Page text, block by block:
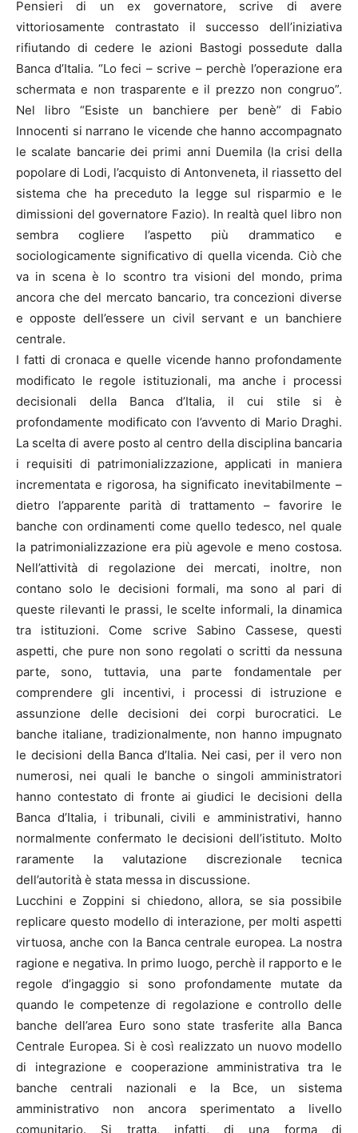
Pensieri di un ex governatore, scrive di avere
vittoriosamente contrastato il successo dell’iniziativa
rifiutando di cedere le azioni Bastogi possedute dalla
Banca d’Italia. “Lo feci – scrive – perchè l’operazione era
schermata e non trasparente e il prezzo non congruo”.
Nel libro “Esiste un banchiere per benè” di Fabio
Innocenti si narrano le vicende che hanno accompagnato
le scalate bancarie dei primi anni Duemila (la crisi della
popolare di Lodi, l’acquisto di Antonveneta, il riassetto del
sistema che ha preceduto la legge sul risparmio e le
dimissioni del governatore Fazio). In realtà quel libro non
sembra cogliere l’aspetto più drammatico e
sociologicamente significativo di quella vicenda. Ciò che
va in scena è lo scontro tra visioni del mondo, prima
ancora che del mercato bancario, tra concezioni diverse
e opposte dell’essere un civil servant e un banchiere
centrale.
I fatti di cronaca e quelle vicende hanno profondamente
modificato le regole istituzionali, ma anche i processi
decisionali della Banca d’Italia, il cui stile si è
profondamente modificato con l’avvento di Mario Draghi.
La scelta di avere posto al centro della disciplina bancaria
i requisiti di patrimonializzazione, applicati in maniera
incrementata e rigorosa, ha significato inevitabilmente –
dietro l’apparente parità di trattamento – favorire le
banche con ordinamenti come quello tedesco, nel quale
la patrimonializzazione era più agevole e meno costosa.
Nell’attività di regolazione dei mercati, inoltre, non
contano solo le decisioni formali, ma sono al pari di
queste rilevanti le prassi, le scelte informali, la dinamica
tra istituzioni. Come scrive Sabino Cassese, questi
aspetti, che pure non sono regolati o scritti da nessuna
parte, sono, tuttavia, una parte fondamentale per
comprendere gli incentivi, i processi di istruzione e
assunzione delle decisioni dei corpi burocratici. Le
banche italiane, tradizionalmente, non hanno impugnato
le decisioni della Banca d’Italia. Nei casi, per il vero non
numerosi, nei quali le banche o singoli amministratori
hanno contestato di fronte ai giudici le decisioni della
Banca d’Italia, i tribunali, civili e amministrativi, hanno
normalmente confermato le decisioni dell’istituto. Molto
raramente la valutazione discrezionale tecnica
dell’autorità è stata messa in discussione.
Lucchini e Zoppini si chiedono, allora, se sia possibile
replicare questo modello di interazione, per molti aspetti
virtuosa, anche con la Banca centrale europea. La nostra
ragione e negativa. In primo luogo, perchè il rapporto e le
regole d’ingaggio si sono profondamente mutate da
quando le competenze di regolazione e controllo delle
banche dell’area Euro sono state trasferite alla Banca
Centrale Europea. Si è così realizzato un nuovo modello
di integrazione e cooperazione amministrativa tra le
banche centrali nazionali e la Bce, un sistema
amministrativo non ancora sperimentato a livello
comunitario. Si tratta, infatti, di una forma di